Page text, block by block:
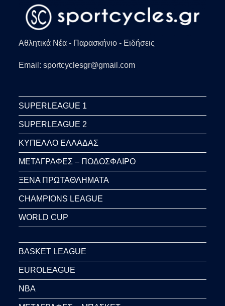
Αθλητικά Νέα - Παρασκήνιο - Ειδήσεις
Email: sportcyclesgr@gmail.com
SUPERLEAGUE 1
SUPERLEAGUE 2
ΚΥΠΕΛΛΟ ΕΛΛΑΔΑΣ
ΜΕΤΑΓΡΑΦΕΣ – ΠΟΔΟΣΦΑΙΡΟ
ΞΕΝΑ ΠΡΩΤΑΘΛΗΜΑΤΑ
CHAMPIONS LEAGUE
WORLD CUP
BASKET LEAGUE
EUROLEAGUE
NBA